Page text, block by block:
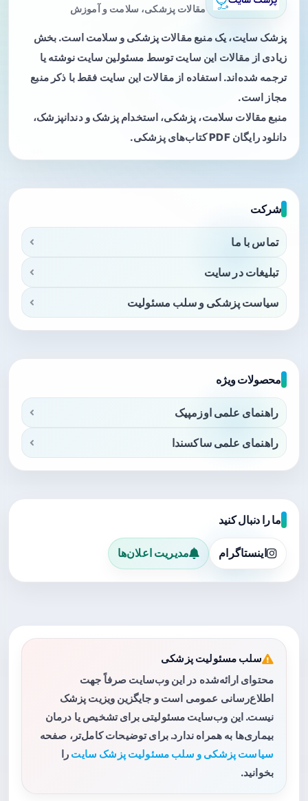
مقالات پزشکی، سلامت و آموزش
پزشک سایت، یک منبع مقالات پزشکی و سلامت است. بخش
زیادی از مقالات این سایت توسط مسئولین سایت نوشته یا
ترجمه شده‌اند. استفاده از مقالات این سایت فقط با ذکر منبع
مجاز است.
منبع مقالات سلامت، پزشکی، استخدام پزشک و دندانپزشک،
دانلود رایگان PDF کتاب‌های پزشکی.
شرکت
تماس با ما
تبلیغات در سایت
سیاست پزشکی و سلب مسئولیت
محصولات ویژه
راهنمای علمی اوزمپیک
راهنمای علمی ساکسندا
ما را دنبال کنید
اینستاگرام مدیریت اعلان‌ها
سلب مسئولیت پزشکی
محتوای ارائه‌شده در این وب‌سایت صرفاً جهت
اطلاع‌رسانی عمومی است و جایگزین ویزیت پزشک
نیست. این وب‌سایت مسئولیتی برای تشخیص یا درمان
بیماری‌ها به همراه ندارد. برای توضیحات کامل‌تر، صفحه
سیاست پزشکی و سلب مسئولیت پزشک سایت را
بخوانید.